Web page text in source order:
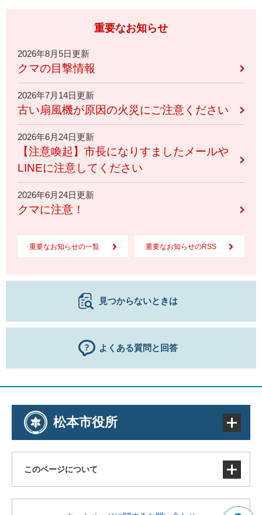
重要なお知らせ
2026年8月5日更新
クマの目撃情報
2026年7月14日更新
古い扇風機が原因の火災にご注意ください
2026年6月24日更新
【注意喚起】市長になりすましたメールや
LINEに注意してください
2026年6月24日更新
クマに注意！
重要なお知らせの一覧 重要なお知らせのRSS
見つからないときは
よくある質問と回答
松本市役所
このページについて